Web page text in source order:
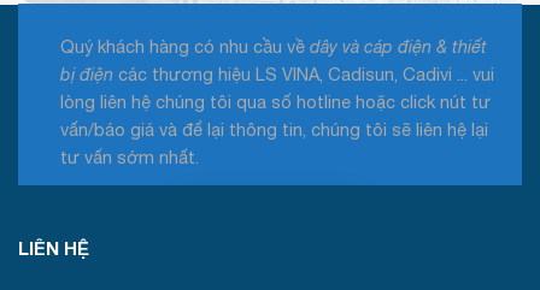
Quý khách hàng có nhu cầu về dây và cáp điện & thiết
bị điện các thương hiệu LS VINA, Cadisun, Cadivi ... vui
lòng liên hệ chúng tôi qua số hotline hoặc click nút tư
vấn/báo giá và để lại thông tin, chúng tôi sẽ liên hệ lại
tư vấn sớm nhất.
LIÊN HỆ